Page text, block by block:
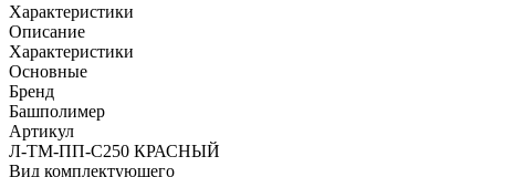
Характеристики
Описание
Характеристики
Основные
Бренд
Башполимер
Артикул
Л-ТМ-ПП-С250 КРАСНЫЙ
Вид комплектующего